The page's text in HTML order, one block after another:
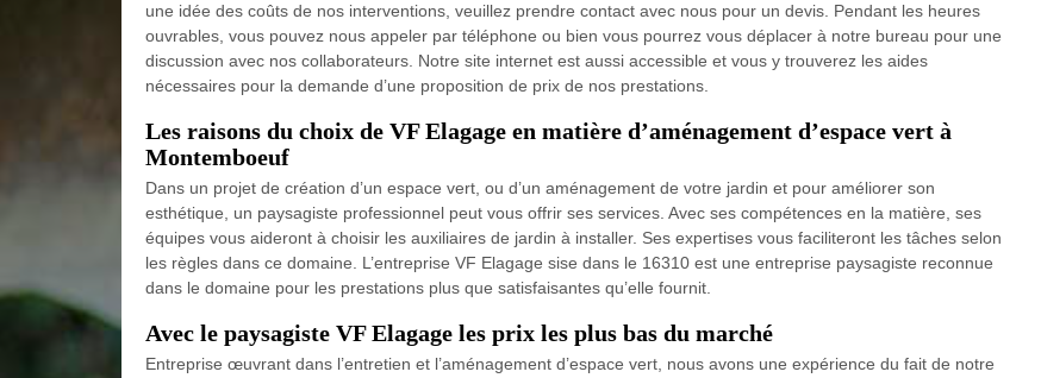
une idée des coûts de nos interventions, veuillez prendre contact avec nous pour un devis. Pendant les heures
ouvrables, vous pouvez nous appeler par téléphone ou bien vous pourrez vous déplacer à notre bureau pour une
discussion avec nos collaborateurs. Notre site internet est aussi accessible et vous y trouverez les aides
nécessaires pour la demande d’une proposition de prix de nos prestations.
Les raisons du choix de VF Elagage en matière d’aménagement d’espace vert à
Montemboeuf
Dans un projet de création d’un espace vert, ou d’un aménagement de votre jardin et pour améliorer son
esthétique, un paysagiste professionnel peut vous offrir ses services. Avec ses compétences en la matière, ses
équipes vous aideront à choisir les auxiliaires de jardin à installer. Ses expertises vous faciliteront les tâches selon
les règles dans ce domaine. L’entreprise VF Elagage sise dans le 16310 est une entreprise paysagiste reconnue
dans le domaine pour les prestations plus que satisfaisantes qu’elle fournit.
Avec le paysagiste VF Elagage les prix les plus bas du marché
Entreprise œuvrant dans l’entretien et l’aménagement d’espace vert, nous avons une expérience du fait de notre